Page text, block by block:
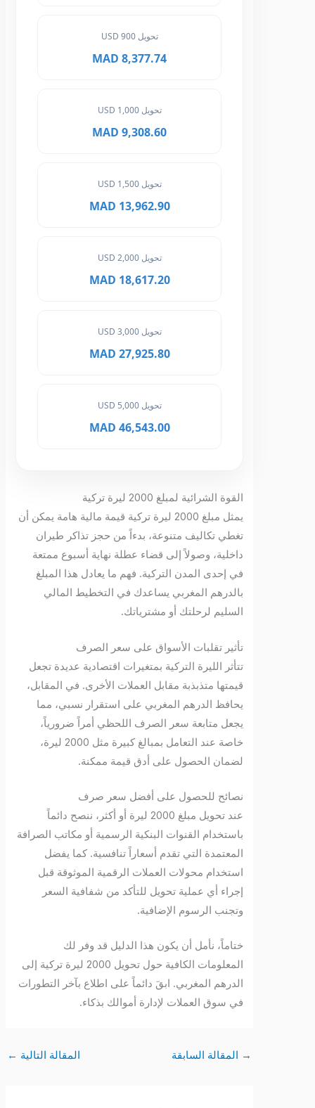
تحويل 900 USD
8,377.74 MAD
تحويل 1,000 USD
9,308.60 MAD
تحويل 1,500 USD
13,962.90 MAD
تحويل 2,000 USD
18,617.20 MAD
تحويل 3,000 USD
27,925.80 MAD
تحويل 5,000 USD
46,543.00 MAD
القوة الشرائية لمبلغ 2000 ليرة تركية
يمثل مبلغ 2000 ليرة تركية قيمة مالية هامة يمكن أن
تغطي تكاليف متنوعة، بدءاً من حجز تذاكر طيران
داخلية، وصولاً إلى قضاء عطلة نهاية أسبوع ممتعة
في إحدى المدن التركية. فهم ما يعادل هذا المبلغ
بالدرهم المغربي يساعدك في التخطيط المالي
السليم لرحلتك أو مشترياتك.
تأثير تقلبات الأسواق على سعر الصرف
تتأثر الليرة التركية بمتغيرات اقتصادية عديدة تجعل
قيمتها متذبذبة مقابل العملات الأخرى. في المقابل،
يحافظ الدرهم المغربي على استقرار نسبي، مما
يجعل متابعة سعر الصرف اللحظي أمراً ضرورياً،
خاصة عند التعامل بمبالغ كبيرة مثل 2000 ليرة،
لضمان الحصول على أدق قيمة ممكنة.
نصائح للحصول على أفضل سعر صرف
عند تحويل مبلغ 2000 ليرة أو أكثر، ننصح دائماً
باستخدام القنوات البنكية الرسمية أو مكاتب الصرافة
المعتمدة التي تقدم أسعاراً تنافسية. كما يفضل
استخدام محولات العملات الرقمية الموثوقة قبل
إجراء أي عملية تحويل للتأكد من شفافية السعر
وتجنب الرسوم الإضافية.
ختاماً، نأمل أن يكون هذا الدليل قد وفر لك
المعلومات الكافية حول تحويل 2000 ليرة تركية إلى
الدرهم المغربي. ابقَ دائماً على اطلاع بآخر التطورات
في سوق العملات لإدارة أموالك بذكاء.
المقالة السابقة المقالة التالية←